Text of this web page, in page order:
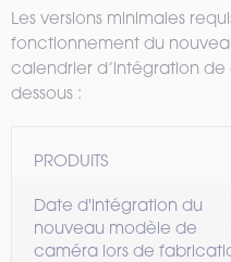
Les versions minimales
fonctionnement du
calendrier d’intégration
dessous :
PRODUITS
Date d'intégration du
nouveau modèle de
caméra lors de